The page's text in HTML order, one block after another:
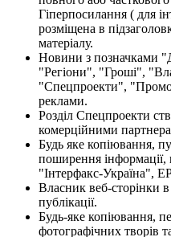
Гіперпосилання ( для
розміщена в
матеріалу.
Новини з позначками
"Регіони", "Гроші",
"Спецпроекти",
реклами.
Розділ Спецпроекти
комерційними
Будь яке копіювання,
поширення
"Інтерфакс-Україна",
Власник веб-сторінки
публікації.
Будь-яке копіювання,
фотографічних творів